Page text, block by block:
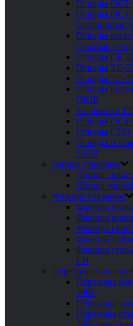
Отводы ОСТ
Отводы ОСТ
секционные
Отводы
сварные
Отводы СК
Отводы ТС-
Отводы ТС-
Отводы
ОКШ
Угольники
Отводы ОСТ
Отводы
Отводы и
22-82
Днища стальные
Днища
Днища
Фланцы стальные
Фланцы
Фланцы
Фланцы
Фланцы для
Фланцы
EN
Переходы стальные
Переходы
2001
Переходы
Переходы